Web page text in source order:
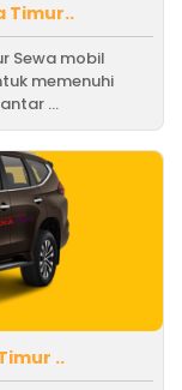
Timur..
Sewa mobil
memenuhi
...
..